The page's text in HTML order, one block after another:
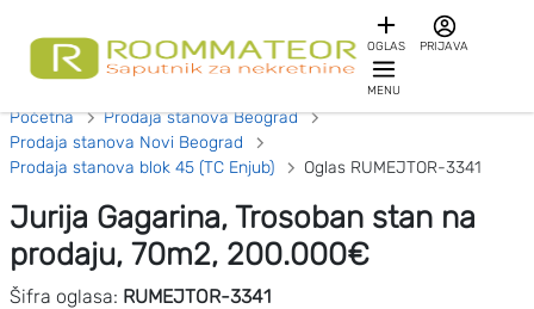
OGLAS PRIJAVA
MENU
Početna
Prodaja stanova Beograd
Prodaja stanova Novi Beograd
Prodaja stanova blok 45 (TC Enjub)
Oglas RUMEJTOR-3341
Jurija Gagarina, Trosoban stan na
prodaju, 70m2, 200.000€
Šifra oglasa: RUMEJTOR-3341